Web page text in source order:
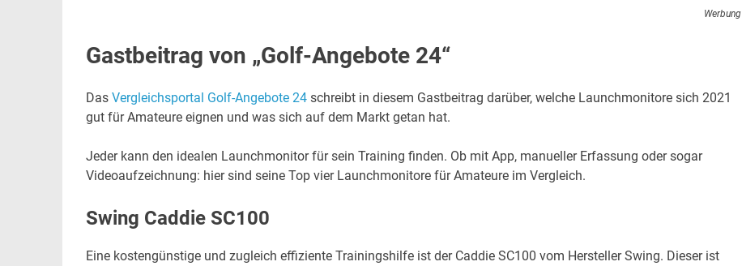
Werbung
Gastbeitrag von „Golf-Angebote 24“
Das Vergleichsportal Golf-Angebote 24schreibt in diesem Gastbeitrag darüber, welche Launchmonitore sich 2021
gut für Amateure eignen und was sich auf dem Markt getan hat.
Jeder kann den idealen Launchmonitor für sein Training finden. Ob mit App, manueller Erfassung oder sogar
Videoaufzeichnung: hier sind seine Top vier Launchmonitore für Amateure im Vergleich.
Swing Caddie SC100
Eine kostengünstige und zugleich effiziente Trainingshilfe ist der Caddie SC100 vom Hersteller Swing. Dieser ist